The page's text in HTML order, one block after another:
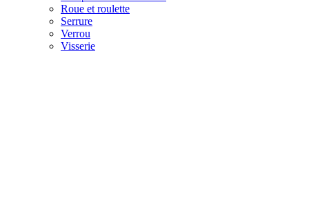
Roue et roulette
Serrure
Verrou
Visserie